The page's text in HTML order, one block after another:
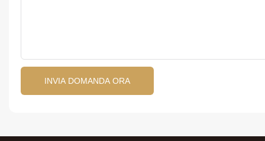
INVIA DOMANDA ORA